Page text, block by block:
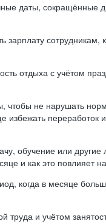
даты, сокращённые
зарплату сотрудникам,
отдыха с учётом
чтобы не нарушать
избежать переработок
обучение или
и как это повлияет
когда в месяце
труда и учётом